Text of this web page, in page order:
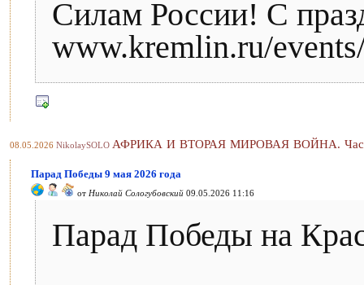
Силам России! С
www.kremlin.ru/
08.05.2026 NikolaySOLO АФРИКА И ВТОРАЯ МИРОВАЯ ВОЙНА.
Парад Победы 9 мая 2026 года
от Николай Сологубовский 09.05.2026 11:16
Парад Победы на